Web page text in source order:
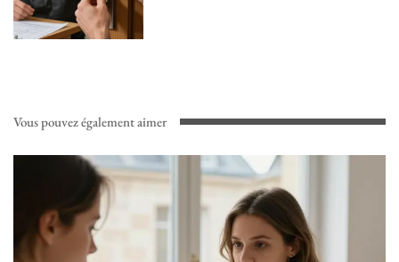
Vous pouvez également aimer